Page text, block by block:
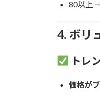
80以上
4. ボリ
トレ
価格が